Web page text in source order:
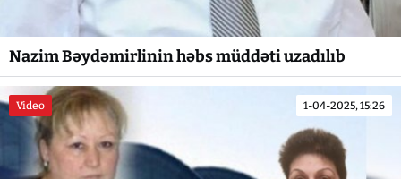
Nazim Bəydəmirlinin həbs müddəti uzadılıb
Video 1-04-2025, 15:26